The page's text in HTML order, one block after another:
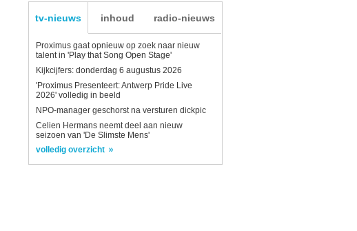
tv-nieuws inhoud radio-nieuws
Proximus gaat opnieuw op zoek naar nieuw
talent in 'Play that Song Open Stage'
Kijkcijfers: donderdag 6 augustus 2026
'Proximus Presenteert: Antwerp Pride Live
2026' volledig in beeld
NPO-manager geschorst na versturen dickpic
Celien Hermans neemt deel aan nieuw
seizoen van 'De Slimste Mens'
volledig overzicht